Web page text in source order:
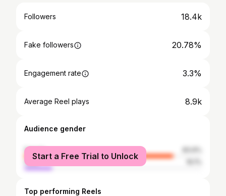
Followers 18.4k
Fake followers 20.78%
Engagement rate 3.3%
Average Reel plays 8.9k
Audience gender
female
male
Start a Free Trial to Unlock
Top performing Reels